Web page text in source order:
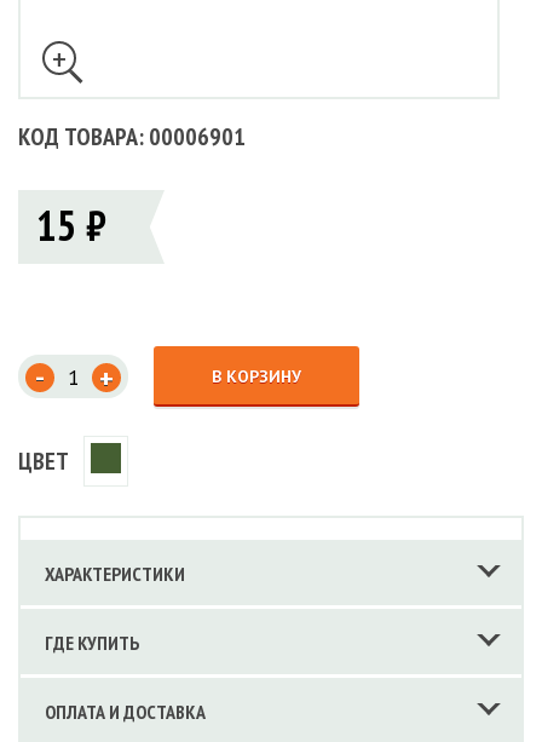
КОД ТОВАРА: 00006901
15 ₽
- + В КОРЗИНУ
ЦВЕТ
ХАРАКТЕРИСТИКИ
ГДЕ КУПИТЬ
ОПЛАТА И ДОСТАВКА